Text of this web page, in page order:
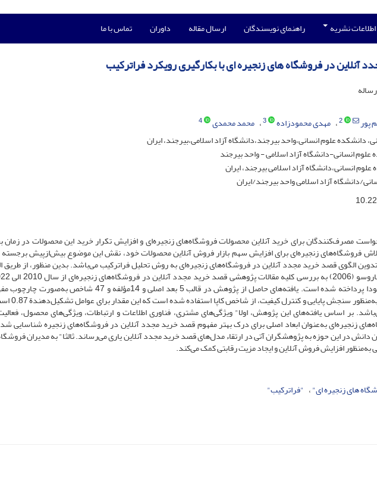
اطلاعات نشریه راهنمای نویسندگان ارسال مقاله داوران تماس با ما
در فروشگاه های زنجیره ای با بکارگیری رویکرد فراترکیب
پور 2 مهدی محمودزاده 3 محمد محمدی
4
دانشکده علوم انسانی،واحد بیرجند،دانشگاه آزاد اسلامی،بیرجند، ایران
انسانی-دانشگاه آزاد اسلامی - واحد بیرجند
انسانی،دانشگاه آزاد اسلامی بیرجند، ایران
دانشگاه آزاد اسلامی واحد بیرجند/ایران
مصرف‌کنندگان برای خرید آنلاین محصولات فروشگاه‌های زنجیره‌ای و افزایش تکرار خرید این محصولات در زمان
فروشگاه‌های زنجیره‌ای برای افزایش سهم بازار فروش آنلاین محصولات خود، نقش این موضوع بیش‌ازپیش
الگوی قصد خرید مجدد آنلاین در فروشگاه‌های زنجیره‌ای به روش تحلیل فراترکیب می‌باشد. بدین منظور، از طریق
استفاده از نرم‌افزار مکس کیودا پرداخته شده است. یافته‌های حاصل از پژوهش در قالب 5 بعد اصلی و 14مؤلفه و 47
پژوهش نمایش داده شدند. به‌منظور سنجش
بر اساس یافته‌های این پژوهش، اولا" ویژگی‌های مشتری، فناوری اطلاعات و ارتباطات، ویژگی‌های محصول،
زنجیره‌ای به‌عنوان ابعاد اصلی برای درک بهتر مفهوم قصد خرید مجدد آنلاین در فروشگاه‌های زنجیره شناسایی
دانش در این حوزه به پژوهشگران آتی در ارتقاء مدل‌های قصد خرید مجدد آنلاین یاری می‌رساند. ثالثا" به مدیران
به‌منظور افزایش فروش آنلاین و ایجاد مزیت رقابتی کمک می‌کند.
های زنجیره ای"
"فراترکیب"